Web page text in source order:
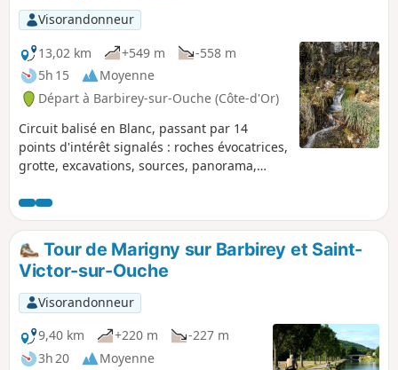
Visorandonneur
13,02 km
+549 m
-558 m
5h 15
Moyenne
Départ à Barbirey-sur-Ouche (Côte-d'Or)
Circuit balisé en Blanc, passant par 14
points d'intérêt signalés : roches évocatrices,
grotte, excavations, sources, panorama,
etc.
Tour de Marigny sur Barbirey et Saint-
Victor-sur-Ouche
Visorandonneur
9,40 km
+220 m
-227 m
3h 20
Moyenne